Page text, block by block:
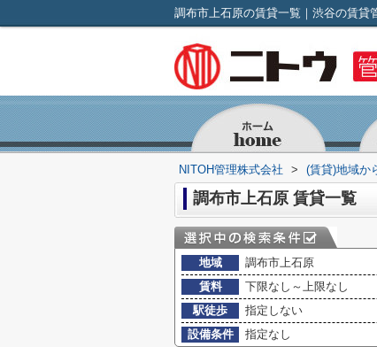
調布市上石原の賃貸一覧｜渋谷の賃貸
NITOH管理株式会社 > (賃貸)地域か
調布市上石原 賃貸一覧
地域
調布市上石原
賃料
下限なし～上限なし
駅徒歩
指定しない
設備条件
指定なし